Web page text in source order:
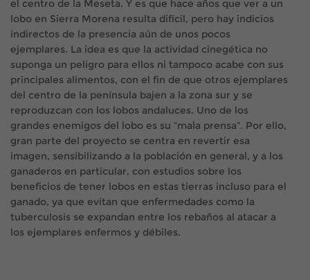
el centro de la Meseta. Y es que hace años que ver a un
lobo en Sierra Morena resulta difícil, pero hay indicios
indirectos de la presencia aún de unos pocos
ejemplares. La idea es que la actividad cinegética no
suponga un peligro para ellos ni tampoco acabe con sus
principales alimentos, con el fin de que otros ejemplares
del centro de la península bajen a la zona sur y se
reproduzcan con los lobos andaluces. Uno de los
grandes enemigos del lobo es su “mala prensa”. Por ello,
gran parte del proyecto se centra en revertir esa
imagen, sensibilizando a la población en general, y a los
ganaderos en particular, con estudios sobre los
beneficios de tener lobos en estas tierras incluso para el
ganado, ya que evitan que enfermedades como la
tuberculosis se expandan entre los rebaños al atacar a
los ejemplares enfermos y débiles.